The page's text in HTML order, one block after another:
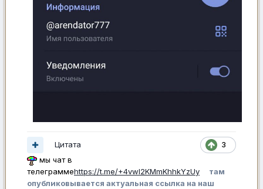
3
Цитата
мы чат в
телеграммеhttps://t.me/+4vwl2KMmKhhkYzUy
там
опубликовывается актуальная ссылка на наш